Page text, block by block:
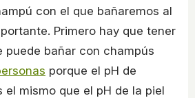
con el que bañaremos al
Primero hay que tener
puede bañar con champús
porque el pH de
el mismo que el pH de la piel